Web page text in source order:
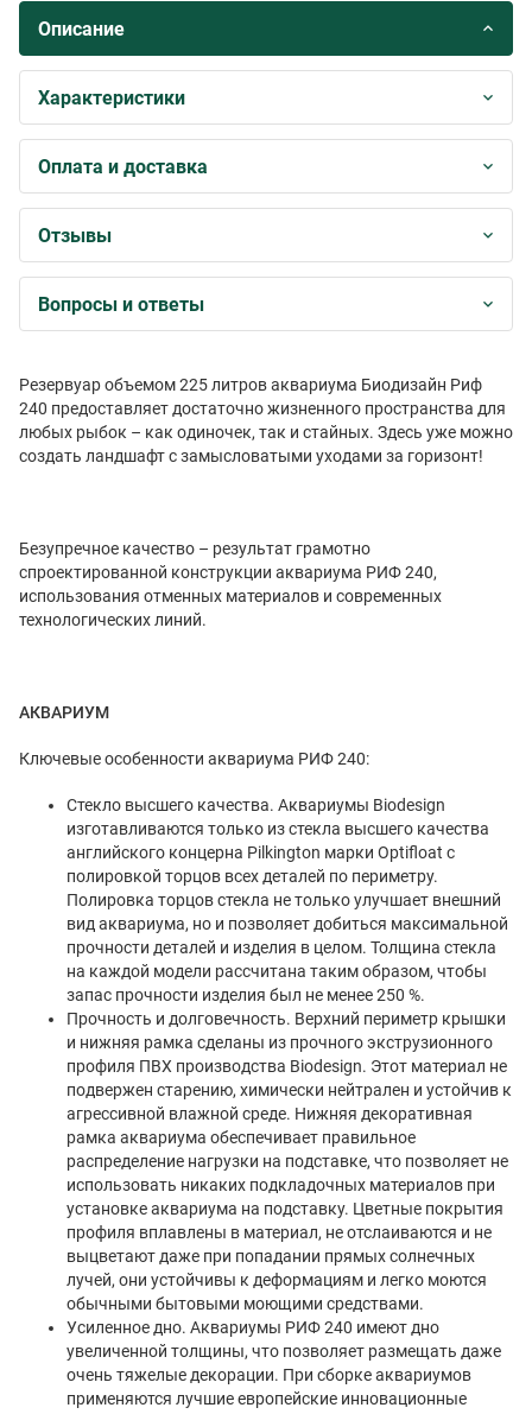
Описание
Характеристики
Оплата и доставка
Отзывы
Вопросы и ответы
Резервуар объемом 225 литров аквариума Биодизайн Риф
240 предоставляет достаточно жизненного пространства для
любых рыбок – как одиночек, так и стайных. Здесь уже можно
создать ландшафт с замысловатыми уходами за горизонт!
Безупречное качество – результат грамотно
спроектированной конструкции аквариума РИФ 240,
использования отменных материалов и современных
технологических линий.
АКВАРИУМ
Ключевые особенности аквариума РИФ 240:
Стекло высшего качества. Аквариумы Biodesign
изготавливаются только из стекла высшего качества
английского концерна Pilkington марки Optifloat с
полировкой торцов всех деталей по периметру.
Полировка торцов стекла не только улучшает внешний
вид аквариума, но и позволяет добиться максимальной
прочности деталей и изделия в целом. Толщина стекла
на каждой модели рассчитана таким образом, чтобы
запас прочности изделия был не менее 250 %.
Прочность и долговечность. Верхний периметр крышки
и нижняя рамка сделаны из прочного экструзионного
профиля ПВХ производства Biodesign. Этот материал не
подвержен старению, химически нейтрален и устойчив к
агрессивной влажной среде. Нижняя декоративная
рамка аквариума обеспечивает правильное
распределение нагрузки на подставке, что позволяет не
использовать никаких подкладочных материалов при
установке аквариума на подставку. Цветные покрытия
профиля вплавлены в материал, не отслаиваются и не
выцветают даже при попадании прямых солнечных
лучей, они устойчивы к деформациям и легко моются
обычными бытовыми моющими средствами.
Усиленное дно. Аквариумы РИФ 240 имеют дно
увеличенной толщины, что позволяет размещать даже
очень тяжелые декорации. При сборке аквариумов
применяются лучшие европейские инновационные